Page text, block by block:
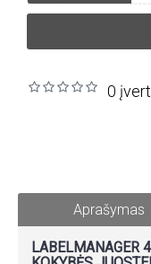
0
Aprašymas
LABELMANAGER